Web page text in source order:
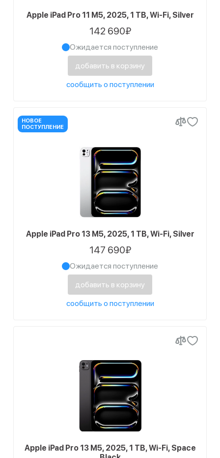
Apple iPad Pro 11 M5, 2025, 1 TB, Wi-Fi, Silver
142 690₽
Ожидается поступление
добавить в корзину
сообщить о поступлении
НОВОЕ
ПОСТУПЛЕНИЕ
Apple iPad Pro 13 M5, 2025, 1 TB, Wi-Fi, Silver
147 690₽
Ожидается поступление
добавить в корзину
сообщить о поступлении
Apple iPad Pro 13 M5, 2025, 1 TB, Wi-Fi, Space